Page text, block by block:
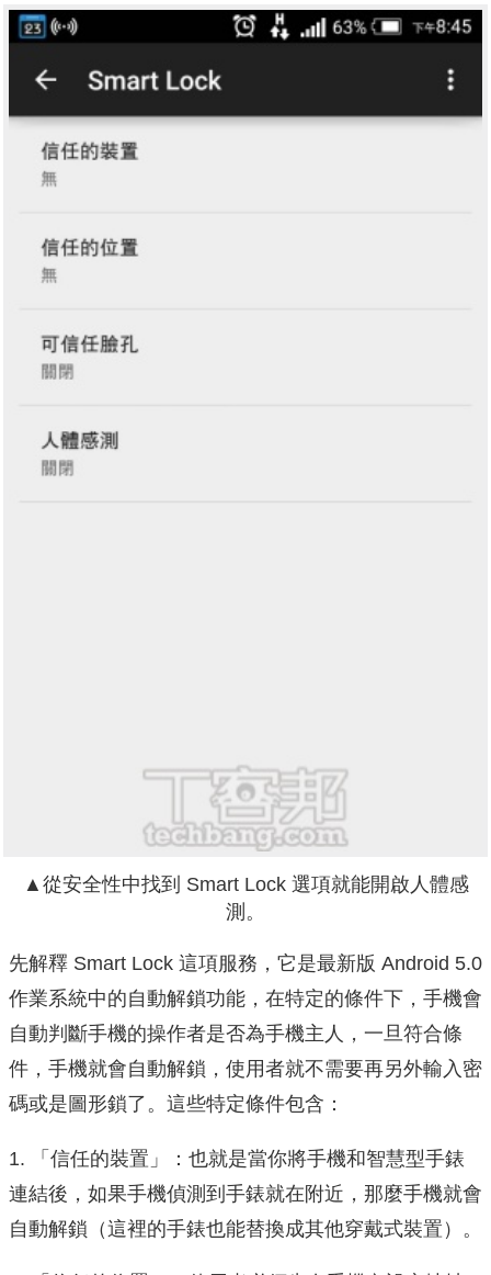
▲從安全性中找到 Smart Lock 選項就能開啟人體感
測。
先解釋 Smart Lock 這項服務，它是最新版 Android 5.0
作業系統中的自動解鎖功能，在特定的條件下，手機會
自動判斷手機的操作者是否為手機主人，一旦符合條
件，手機就會自動解鎖，使用者就不需要再另外輸入密
碼或是圖形鎖了。這些特定條件包含：
1. 「信任的裝置」：也就是當你將手機和智慧型手錶
連結後，如果手機偵測到手錶就在附近，那麼手機就會
自動解鎖（這裡的手錶也能替換成其他穿戴式裝置）。